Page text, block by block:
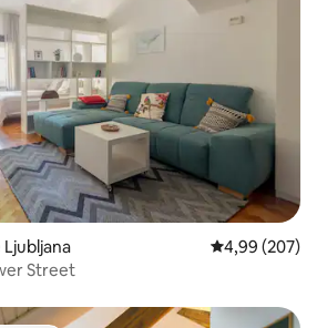
Priemerné
4,99 (207)
Street